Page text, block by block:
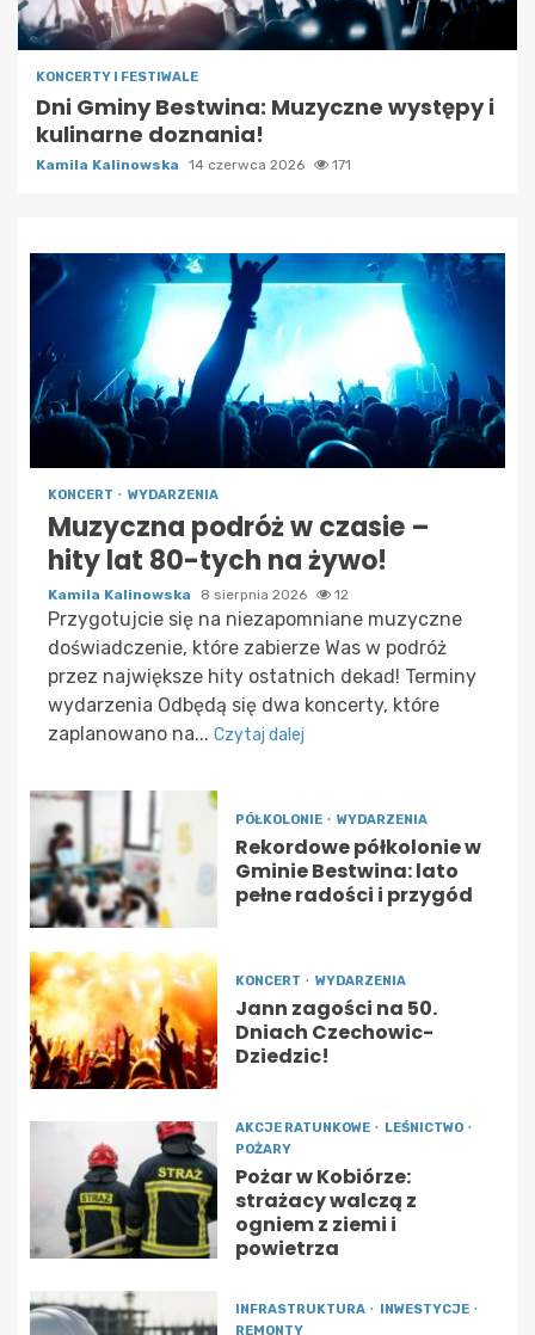
KONCERTY I FESTIWALE
Dni Gminy Bestwina: Muzyczne występy i
kulinarne doznania!
Kamila Kalinowska 14 czerwca 2026 171
KONCERT WYDARZENIA
Muzyczna podróż w czasie –
hity lat 80-tych na żywo!
Kamila Kalinowska 8 sierpnia 2026 12
Przygotujcie się na niezapomniane muzyczne
doświadczenie, które zabierze Was w podróż
przez największe hity ostatnich dekad! Terminy
wydarzenia Odbędą się dwa koncerty, które
zaplanowano na... Czytaj dalej
PÓŁKOLONIE WYDARZENIA
Rekordowe półkolonie w
Gminie Bestwina: lato
pełne radości i przygód
KONCERT WYDARZENIA
Jann zagości na 50.
Dniach Czechowic-
Dziedzic!
AKCJE RATUNKOWE
LEŚNICTWO
POŻARY
Pożar w Kobiórze:
strażacy walczą z
ogniem z ziemi i
powietrza
INFRASTRUKTURA
INWESTYCJE
REMONTY